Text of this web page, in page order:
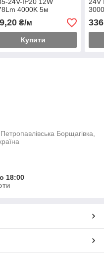
24V-IP20 12W
4000K 5м
A-NW)
₴/м
Купити
24V
336
Борщагівка,
18:00